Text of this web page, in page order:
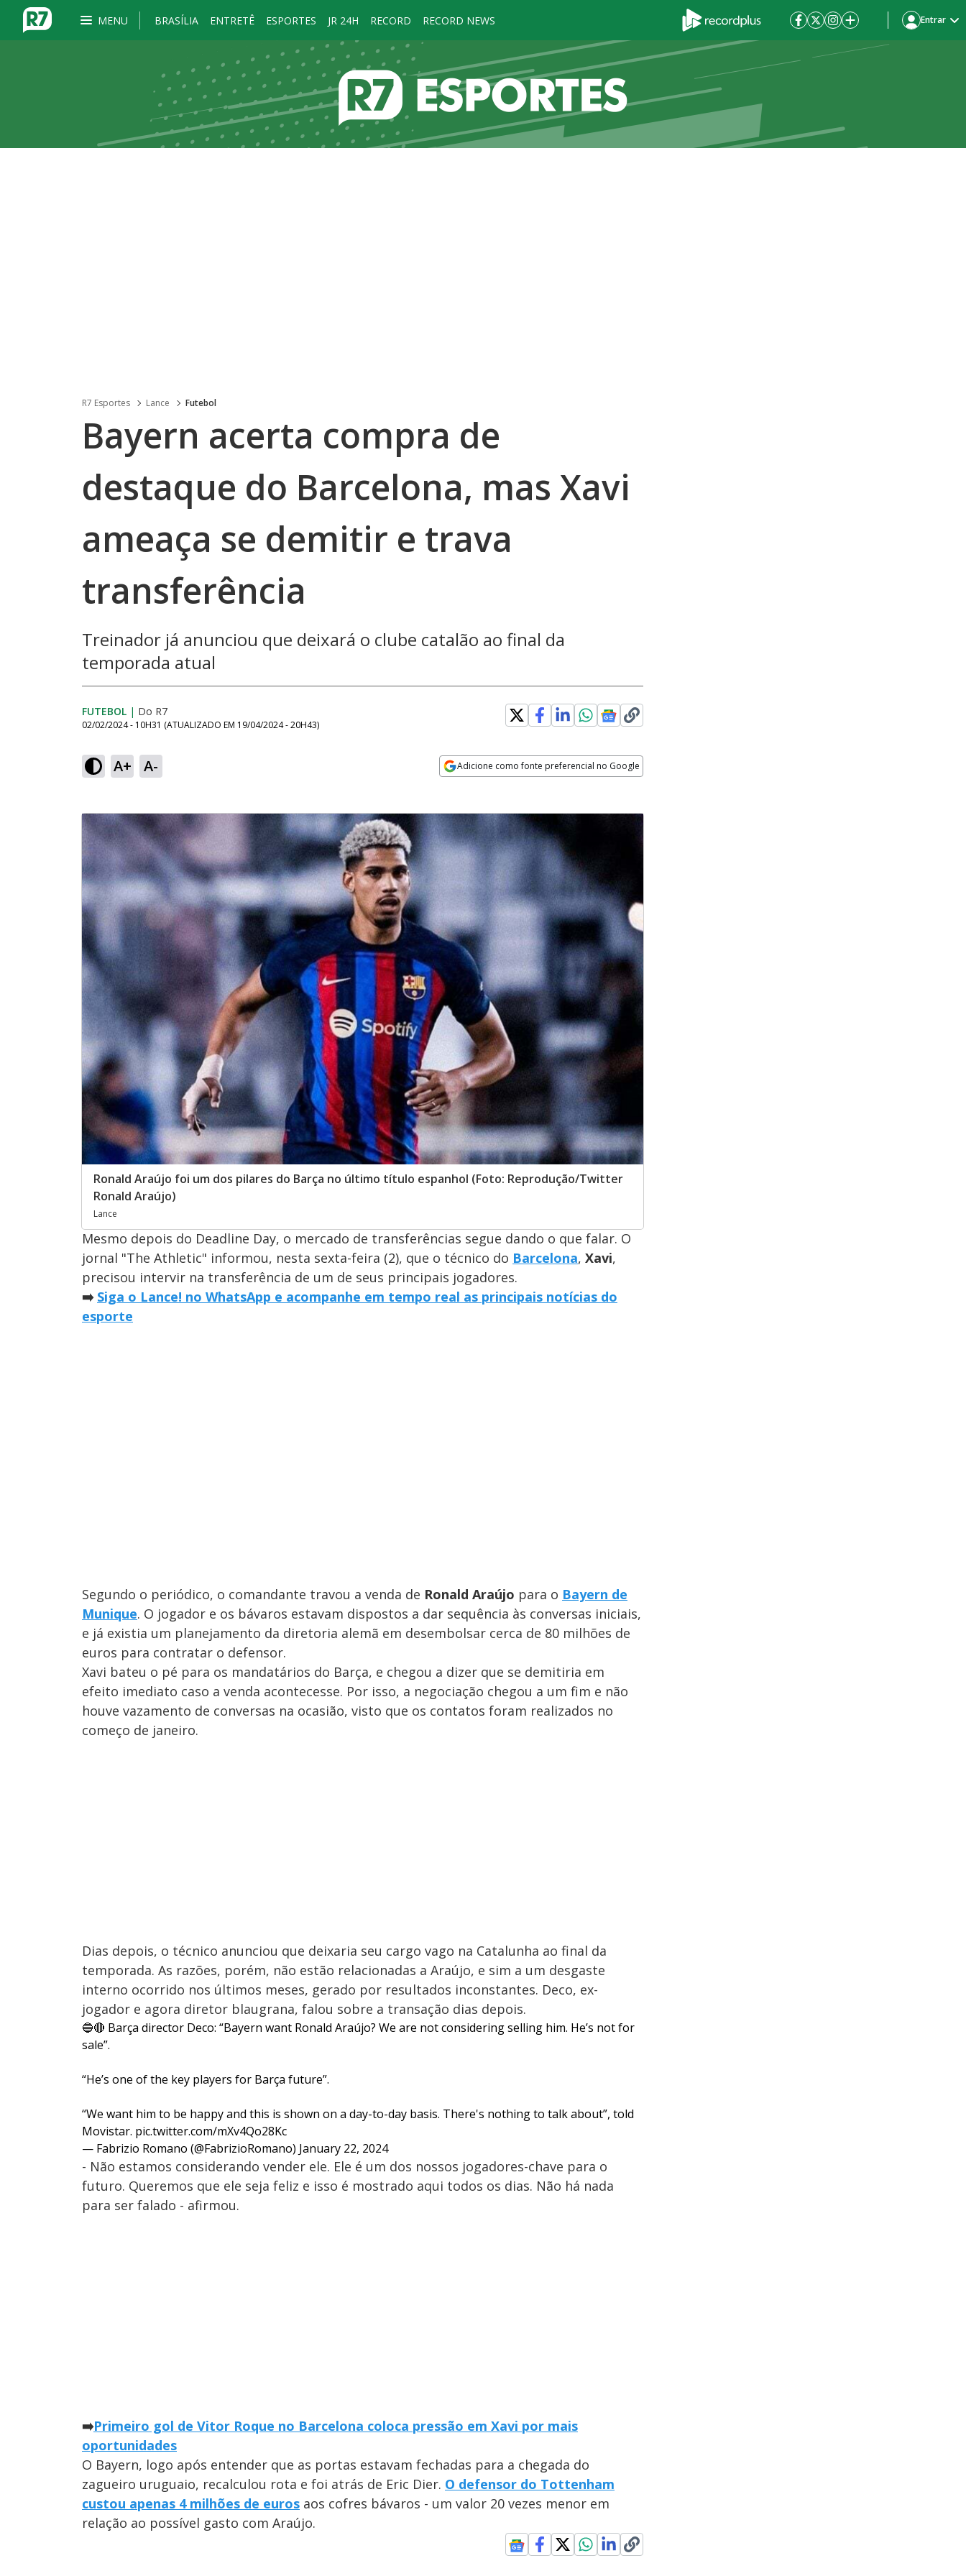
MENU BRASÍLIA ENTRETÊ ESPORTES JR 24H RECORD RECORD NEWS Entrar
R7 Esportes Lance Futebol
Bayern acerta compra de
destaque do Barcelona, mas Xavi
ameaça se demitir e trava
transferência
Treinador já anunciou que deixará o clube catalão ao final da
temporada atual
FUTEBOL | Do R7
02/02/2024 - 10H31 (ATUALIZADO EM 19/04/2024 - 20H43)
A+ A- Adicione como fonte preferencial no Google
Ronald Araújo foi um dos pilares do Barça no último título espanhol (Foto: Reprodução/Twitter
Ronald Araújo)
Lance
Mesmo depois do Deadline Day, o mercado de transferências segue dando o que falar. O
jornal "The Athletic" informou, nesta sexta-feira (2), que o técnico do Barcelona, Xavi,
precisou intervir na transferência de um de seus principais jogadores.
➡️ Siga o Lance! no WhatsApp e acompanhe em tempo real as principais notícias do
esporte
Segundo o periódico, o comandante travou a venda de Ronald Araújo para o Bayern de
Munique. O jogador e os bávaros estavam dispostos a dar sequência às conversas iniciais,
e já existia um planejamento da diretoria alemã em desembolsar cerca de 80 milhões de
euros para contratar o defensor.
Xavi bateu o pé para os mandatários do Barça, e chegou a dizer que se demitiria em
efeito imediato caso a venda acontecesse. Por isso, a negociação chegou a um fim e não
houve vazamento de conversas na ocasião, visto que os contatos foram realizados no
começo de janeiro.
Dias depois, o técnico anunciou que deixaria seu cargo vago na Catalunha ao final da
temporada. As razões, porém, não estão relacionadas a Araújo, e sim a um desgaste
interno ocorrido nos últimos meses, gerado por resultados inconstantes. Deco, ex-
jogador e agora diretor blaugrana, falou sobre a transação dias depois.
🔵🔴 Barça director Deco: “Bayern want Ronald Araújo? We are not considering selling him. He’s not for
sale”.
“He’s one of the key players for Barça future”.
“We want him to be happy and this is shown on a day-to-day basis. There's nothing to talk about”, told
Movistar. pic.twitter.com/mXv4Qo28Kc
— Fabrizio Romano (@FabrizioRomano) January 22, 2024
- Não estamos considerando vender ele. Ele é um dos nossos jogadores-chave para o
futuro. Queremos que ele seja feliz e isso é mostrado aqui todos os dias. Não há nada
para ser falado - afirmou.
➡️Primeiro gol de Vitor Roque no Barcelona coloca pressão em Xavi por mais
oportunidades
O Bayern, logo após entender que as portas estavam fechadas para a chegada do
zagueiro uruguaio, recalculou rota e foi atrás de Eric Dier. O defensor do Tottenham
custou apenas 4 milhões de euros aos cofres bávaros - um valor 20 vezes menor em
relação ao possível gasto com Araújo.